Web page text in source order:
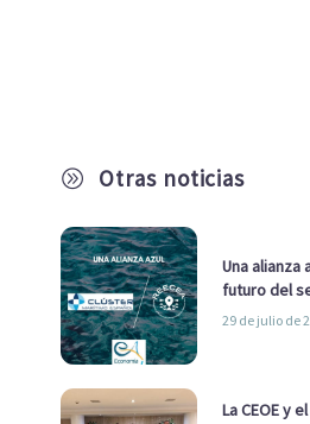
A Otras noticias
Una
futuro del
29 de julio de
La CEOE y